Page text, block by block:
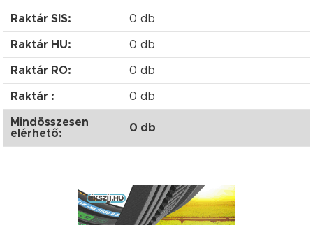
Raktár SIS: 0 db
Raktár HU: 0 db
Raktár RO: 0 db
Raktár : 0 db
Mindösszesen
elérhető:
0 db